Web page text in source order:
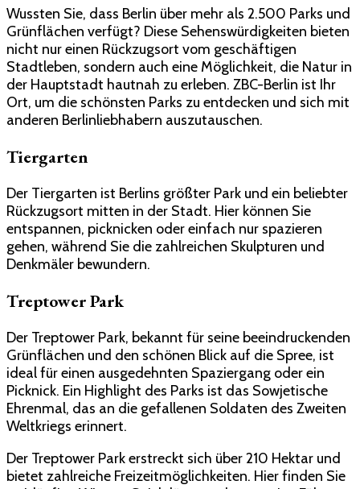
Wussten Sie, dass Berlin über mehr als 2.500 Parks und
Grünflächen verfügt? Diese Sehenswürdigkeiten bieten
nicht nur einen Rückzugsort vom geschäftigen
Stadtleben, sondern auch eine Möglichkeit, die Natur in
der Hauptstadt hautnah zu erleben. ZBC-Berlin ist Ihr
Ort, um die schönsten Parks zu entdecken und sich mit
anderen Berlinliebhabern auszutauschen.
Tiergarten
Der Tiergarten ist Berlins größter Park und ein beliebter
Rückzugsort mitten in der Stadt. Hier können Sie
entspannen, picknicken oder einfach nur spazieren
gehen, während Sie die zahlreichen Skulpturen und
Denkmäler bewundern.
Treptower Park
Der Treptower Park, bekannt für seine beeindruckenden
Grünflächen und den schönen Blick auf die Spree, ist
ideal für einen ausgedehnten Spaziergang oder ein
Picknick. Ein Highlight des Parks ist das Sowjetische
Ehrenmal, das an die gefallenen Soldaten des Zweiten
Weltkriegs erinnert.
Der Treptower Park erstreckt sich über 210 Hektar und
bietet zahlreiche Freizeitmöglichkeiten. Hier finden Sie